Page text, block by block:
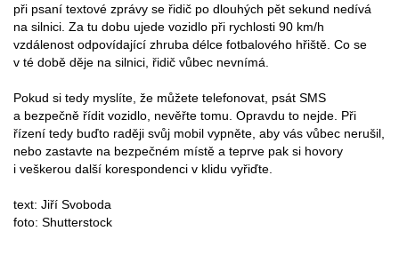
při psaní textové zprávy se řidič po dlouhých pět sekund nedívá
na silnici. Za tu dobu ujede vozidlo při rychlosti 90 km/h
vzdálenost odpovídající zhruba délce fotbalového hřiště. Co se
v té době děje na silnici, řidič vůbec nevnímá.
Pokud si tedy myslíte, že můžete telefonovat, psát SMS
a bezpečně řídit vozidlo, nevěřte tomu. Opravdu to nejde. Při
řízení tedy buďto raději svůj mobil vypněte, aby vás vůbec nerušil,
nebo zastavte na bezpečném místě a teprve pak si hovory
i veškerou další korespondenci v klidu vyřiďte.
text: Jiří Svoboda
foto: Shutterstock